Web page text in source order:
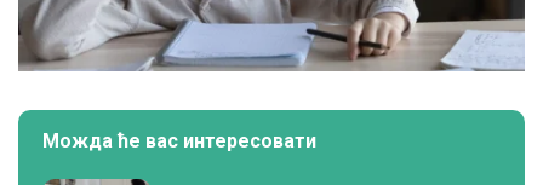
Можда ће вас интересовати